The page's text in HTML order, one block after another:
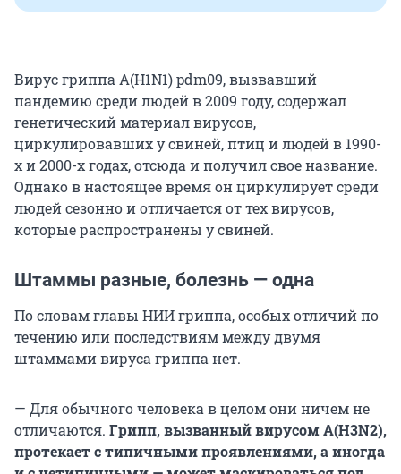
Вирус гриппа А(H1N1) pdm09, вызвавший
пандемию среди людей в 2009 году, содержал
генетический материал вирусов,
циркулировавших у свиней, птиц и людей в 1990-
х и 2000-х годах, отсюда и получил свое название.
Однако в настоящее время он циркулирует среди
людей сезонно и отличается от тех вирусов,
которые распространены у свиней.
Штаммы разные, болезнь — одна
По словам главы НИИ гриппа, особых отличий по
течению или последствиям между двумя
штаммами вируса гриппа нет.
— Для обычного человека в целом они ничем не
отличаются. Грипп, вызванный вирусом А(H3N2),
протекает с типичными проявлениями, а иногда